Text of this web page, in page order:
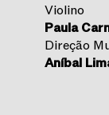
Violino
Paula
Direção
Aníbal